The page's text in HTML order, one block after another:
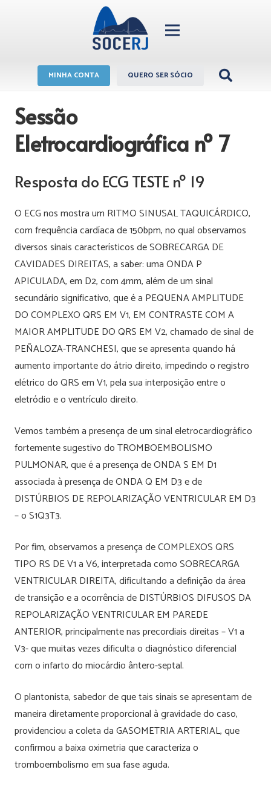
MINHA CONTA QUERO SER SÓCIO
Sessão
Eletrocardiográfica nº 7
Resposta do ECG TESTE nº 19
O ECG nos mostra um RITMO SINUSAL TAQUICÁRDICO,
com frequência cardíaca de 150bpm, no qual observamos
diversos sinais característicos de SOBRECARGA DE
CAVIDADES DIREITAS, a saber: uma ONDA P
APICULADA, em D2, com 4mm, além de um sinal
secundário significativo, que é a PEQUENA AMPLITUDE
DO COMPLEXO QRS EM V1, EM CONTRASTE COM A
MAIOR AMPLITUDE DO QRS EM V2, chamado de sinal de
PEÑALOZA-TRANCHESI, que se apresenta quando há
aumento importante do átrio direito, impedindo o registro
elétrico do QRS em V1, pela sua interposição entre o
eletródio e o ventrículo direito.
Vemos também a presença de um sinal eletrocardiográfico
fortemente sugestivo do TROMBOEMBOLISMO
PULMONAR, que é a presença de ONDA S EM D1
associada à presença de ONDA Q EM D3 e de
DISTÚRBIOS DE REPOLARIZAÇÃO VENTRICULAR EM D3
– o S1Q3T3.
Por fim, observamos a presença de COMPLEXOS QRS
TIPO RS DE V1 a V6, interpretada como SOBRECARGA
VENTRICULAR DIREITA, dificultando a definição da área
de transição e a ocorrência de DISTÚRBIOS DIFUSOS DA
REPOLARIZAÇÃO VENTRICULAR EM PAREDE
ANTERIOR, principalmente nas precordiais direitas – V1 a
V3- que muitas vezes dificulta o diagnóstico diferencial
com o infarto do miocárdio ântero-septal.
O plantonista, sabedor de que tais sinais se apresentam de
maneira diretamente proporcional à gravidade do caso,
providenciou a coleta da GASOMETRIA ARTERIAL, que
confirmou a baixa oximetria que caracteriza o
tromboembolismo em sua fase aguda.